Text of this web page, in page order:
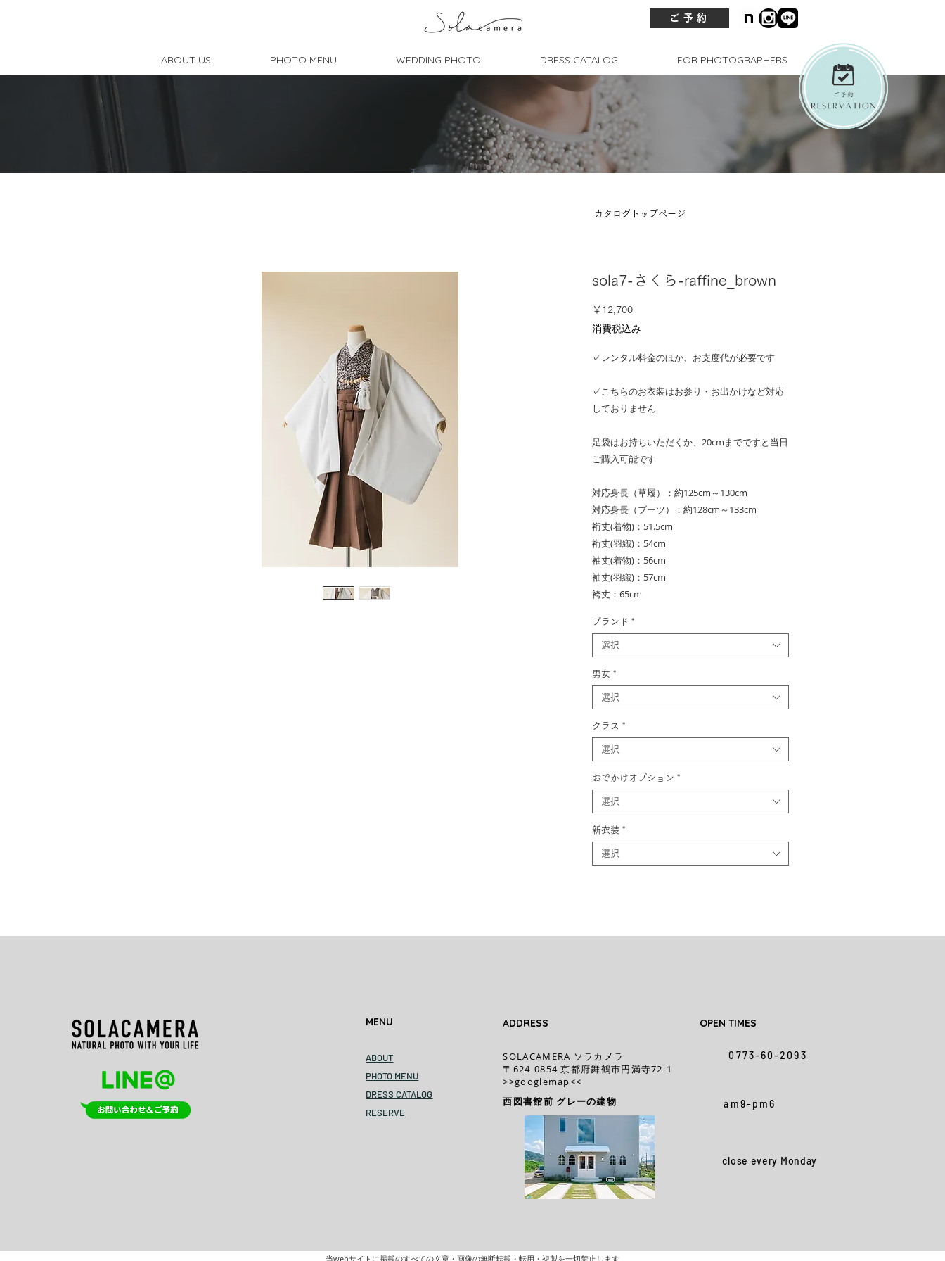
ご予約
ABOUT US PHOTO MENU WEDDING PHOTO DRESS CATALOG FOR PHOTOGRAPHERS
sola7-さくら-raffine_brown
￥12,700価
消費税込み
✓レンタル料金のほか、お支度代が必要です
✓こちらのお衣装はお参り・お出かけなど対応
しておりません
足袋はお持ちいただくか、20cmまでですと当日
ご購入可能です
対応身長（草履）：約125cm～130cm
対応身長（ブーツ）：約128cm～133cm
裄丈(着物)：51.5cm
裄丈(羽織)：54cm
袖丈(着物)：56cm
袖丈(羽織)：57cm
袴丈：65cm
ブランド *
選択
男女 *
選択
クラス *
選択
おでかけオプション *
選択
新衣装 *
選択
カタログトップページ
MENU
ABOUT
PHOTO MENU
DRESS CATALOG
RESERVE
ADDRESS
SOLACAMERA ソラカメラ
〒624-0854 京都府舞鶴市円満寺72-1
>>googlemap<<​
西図書館前 グレーの建物
OPEN TIMES
0773-60-2093
am9-pm6
close every Monday
当webサイトに掲載のすべての文章・画像の無断転載・転用・複製を一切禁止します